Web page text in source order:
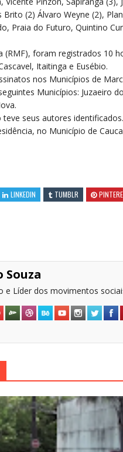
(2) Álvaro Weyne (2),
Praia do Futuro, Quintino
foram registrados 10
Itaitinga e Eusébio.
nos Municípios de
Municípios: Juzaeiro
seus autores
no Município de
LINKEDIN TUMBLR
Souza
e Líder dos movimentos